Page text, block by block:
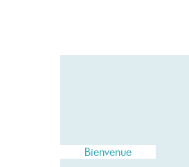
Bienvenue